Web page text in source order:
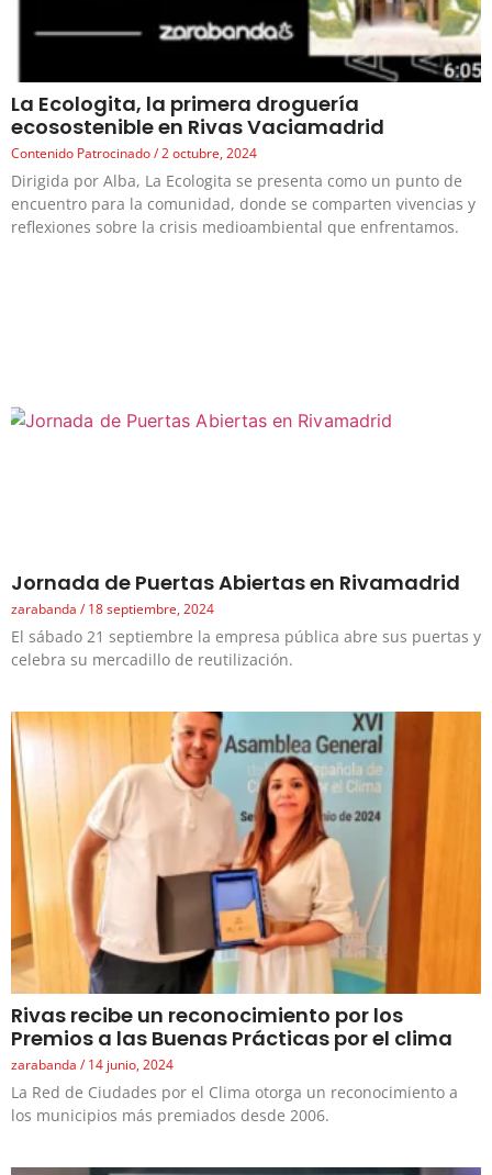
La Ecologita, la primera droguería
ecosostenible en Rivas Vaciamadrid
Contenido Patrocinado 2 octubre, 2024
Dirigida por Alba, La Ecologita se presenta como un punto de
encuentro para la comunidad, donde se comparten vivencias y
reflexiones sobre la crisis medioambiental que enfrentamos.
Jornada de Puertas Abiertas en Rivamadrid
zarabanda 18 septiembre, 2024
El sábado 21 septiembre la empresa pública abre sus puertas y
celebra su mercadillo de reutilización.
Rivas recibe un reconocimiento por los
Premios a las Buenas Prácticas por el clima
zarabanda 14 junio, 2024
La Red de Ciudades por el Clima otorga un reconocimiento a
los municipios más premiados desde 2006.